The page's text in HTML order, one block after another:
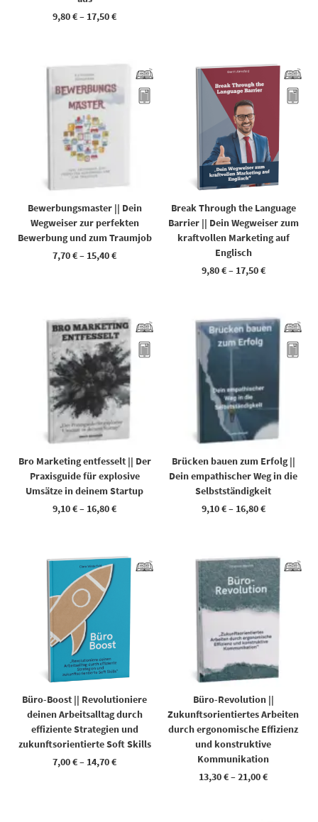
9,80€– 17,50€
Bewerbungsmaster || Dein
Wegweiser zur perfekten
Bewerbung und zum Traumjob
7,70€– 15,40€
Break Through the Language
Barrier || Dein Wegweiser zum
kraftvollen Marketing auf
Englisch
9,80€– 17,50€
Bro Marketing entfesselt || Der
Praxisguide für explosive
Umsätze in deinem Startup
9,10€– 16,80€
Brücken bauen zum Erfolg ||
Dein empathischer Weg in die
Selbstständigkeit
9,10€– 16,80€
Büro-Boost || Revolutioniere
deinen Arbeitsalltag durch
effiziente Strategien und
zukunftsorientierte Soft Skills
7,00€– 14,70€
Büro-Revolution ||
Zukunftsorientiertes Arbeiten
durch ergonomische Effizienz
und konstruktive
Kommunikation
13,30€–21,00€